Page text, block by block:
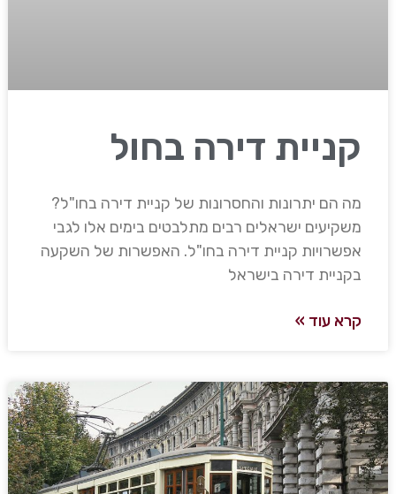
קניית דירה בחול
מה הם יתרונות והחסרונות של קניית דירה בחו"ל?
משקיעים ישראלים רבים מתלבטים בימים אלו לגבי
אפשרויות קניית דירה בחו"ל. האפשרות של השקעה
בקניית דירה בישראל
קרא עוד »